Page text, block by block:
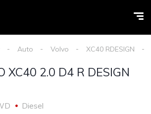
Auto Volvo XC40 RDESIGN
XC40 2.0 D4 R DESIGN
Diesel